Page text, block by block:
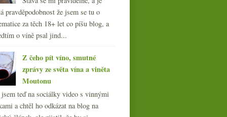
pravděpodobnost že jsem se tu o
za těch 18+ let co píšu blog, a
o víně psal jind...
Z čeho pít víno, smutné
zprávy ze světa vína a viněta
Moutonu
teď na sociálky video s vinnými
a chtěl ho odkázat na blog na